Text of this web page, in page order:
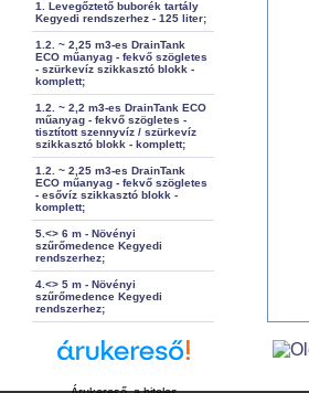
1. Levegőztető buborék tartály
Kegyedi rendszerhez - 125 liter;
1.2. ~ 2,25 m3-es DrainTank
ECO műanyag - fekvő szögletes
- szürkevíz szikkasztó blokk -
komplett;
1.2. ~ 2,2 m3-es DrainTank ECO
műanyag - fekvő szögletes -
tisztított szennyvíz / szürkevíz
szikkasztó blokk - komplett;
1.2. ~ 2,25 m3-es DrainTank
ECO műanyag - fekvő szögletes
- esővíz szikkasztó blokk -
komplett;
5.<> 6 m - Növényi
szűrőmedence Kegyedi
rendszerhez;
4.<> 5 m - Növényi
szűrőmedence Kegyedi
rendszerhez;